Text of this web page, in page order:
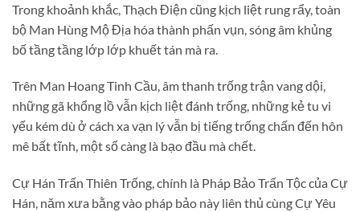
Trong khoảnh khắc, Thạch Điện cũng kịch liệt rung rẩy, toàn
bộ Man Hùng Mộ Địa hóa thành phấn vụn, sóng âm khủng
bố tầng tầng lớp lớp khuết tán mà ra.
Trên Man Hoang Tinh Cầu, âm thanh trống trận vang dội,
những gã khổng lồ vẫn kịch liệt đánh trống, những kẻ tu vi
yếu kém dù ở cách xa vạn lý vẫn bị tiếng trống chấn đến hôn
mê bất tĩnh, một số càng là bạo đầu mà chết.
Cự Hán Trấn Thiên Trống, chính là Pháp Bảo Trấn Tộc của Cự
Hán, năm xưa bằng vào pháp bảo này liên thủ cùng Cự Yêu